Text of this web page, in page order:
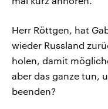
Herr Röttgen, hat
wieder Russland
holen, damit
aber das ganze tun,
beenden?